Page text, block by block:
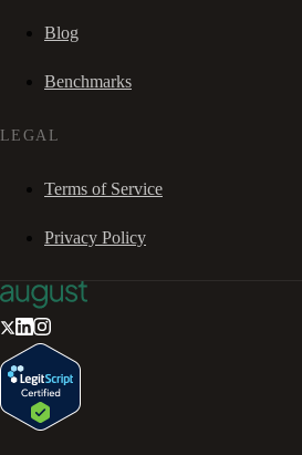
Blog
Benchmarks
LEGAL
Terms of Service
Privacy Policy